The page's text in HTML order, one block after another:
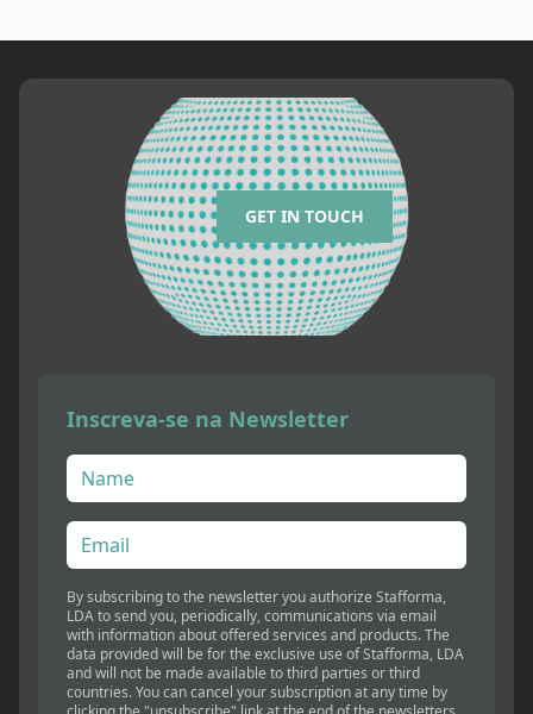
GET IN TOUCH
Inscreva-se na Newsletter
By subscribing to the newsletter you authorize Stafforma,
LDA to send you, periodically, communications via email
with information about offered services and products. The
data provided will be for the exclusive use of Stafforma, LDA
and will not be made available to third parties or third
countries. You can cancel your subscription at any time by